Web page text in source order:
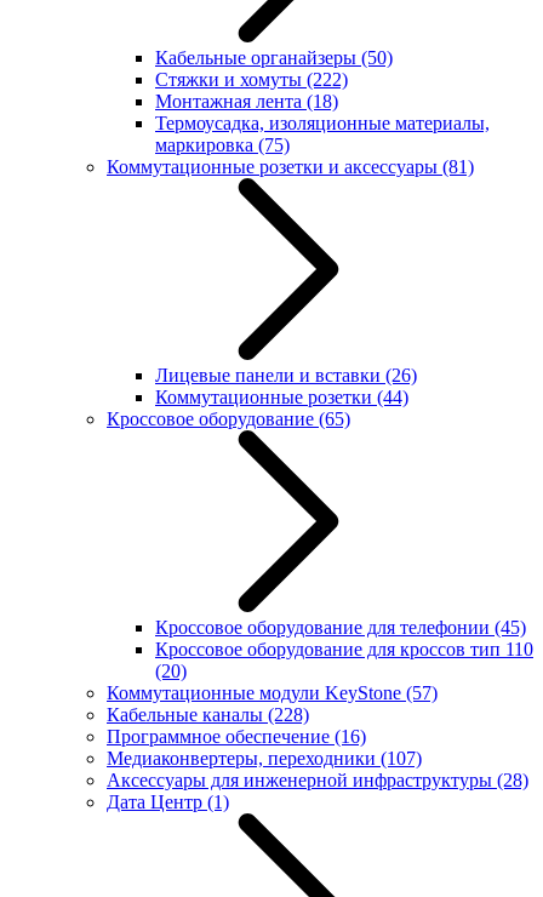
Кабельные органайзеры (50)
Стяжки и хомуты (222)
Монтажная лента (18)
Термоусадка, изоляционные материалы,
маркировка (75)
Коммутационные розетки и аксессуары (81)
Лицевые панели и вставки (26)
Коммутационные розетки (44)
Кроссовое оборудование (65)
Кроссовое оборудование для телефонии (45)
Кроссовое оборудование для кроссов тип 110
(20)
Коммутационные модули KeyStone (57)
Кабельные каналы (228)
Программное обеспечение (16)
Медиаконвертеры, переходники (107)
Аксессуары для инженерной инфраструктуры (28)
Дата Центр (1)